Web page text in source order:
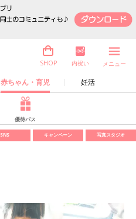
赤ちゃん・育児 妊活
SHOP 内祝い メニュー
優待パス
SNS キャンペーン 写真スタジオ